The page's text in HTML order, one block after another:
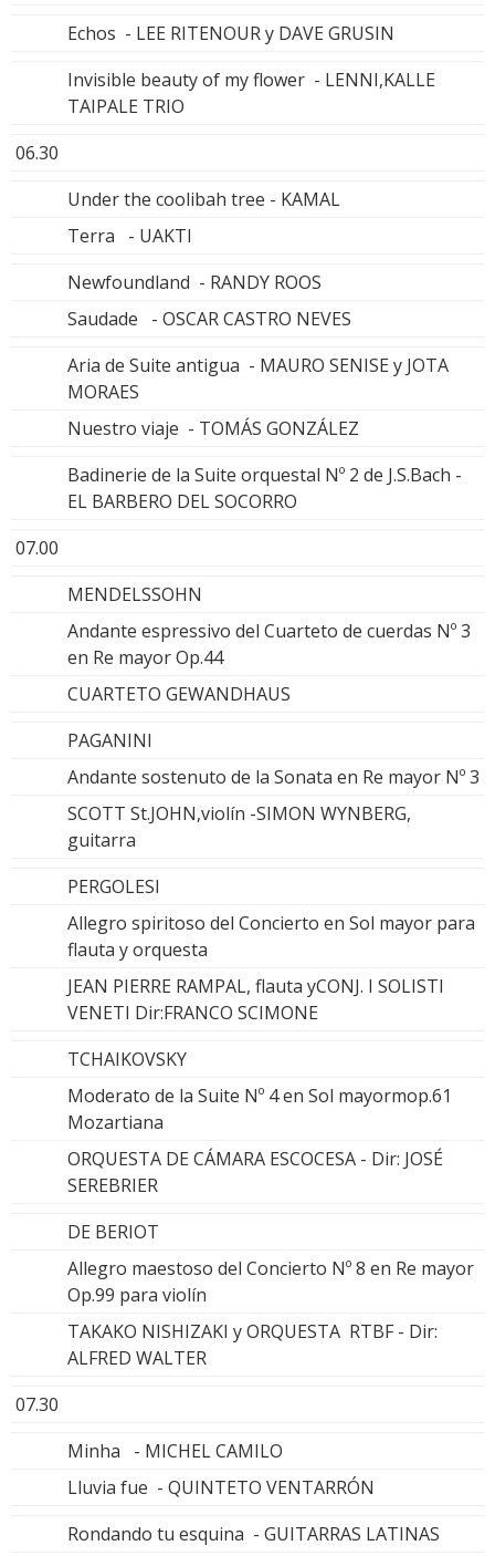
Echos - LEE RITENOUR y DAVE GRUSIN
Invisible beauty of my flower - LENNI,KALLE
TAIPALE TRIO
06.30
Under the coolibah tree - KAMAL
Terra - UAKTI
Newfoundland - RANDY ROOS
Saudade - OSCAR CASTRO NEVES
Aria de Suite antigua - MAURO SENISE y JOTA
MORAES
Nuestro viaje - TOMÁS GONZÁLEZ
Badinerie de la Suite orquestal Nº 2 de J.S.Bach -
EL BARBERO DEL SOCORRO
07.00
MENDELSSOHN
Andante espressivo del Cuarteto de cuerdas Nº 3
en Re mayor Op.44
CUARTETO GEWANDHAUS
PAGANINI
Andante sostenuto de la Sonata en Re mayor Nº 3
SCOTT St.JOHN,violín -SIMON WYNBERG,
guitarra
PERGOLESI
Allegro spiritoso del Concierto en Sol mayor para
flauta y orquesta
JEAN PIERRE RAMPAL, flauta yCONJ. I SOLISTI
VENETI Dir:FRANCO SCIMONE
TCHAIKOVSKY
Moderato de la Suite Nº 4 en Sol mayormop.61
Mozartiana
ORQUESTA DE CÁMARA ESCOCESA - Dir: JOSÉ
SEREBRIER
DE BERIOT
Allegro maestoso del Concierto Nº 8 en Re mayor
Op.99 para violín
TAKAKO NISHIZAKI y ORQUESTA RTBF - Dir:
ALFRED WALTER
07.30
Minha - MICHEL CAMILO
Lluvia fue - QUINTETO VENTARRÓN
Rondando tu esquina - GUITARRAS LATINAS